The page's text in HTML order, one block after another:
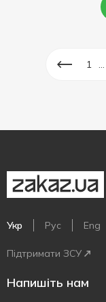
1
Укр Рус Eng
Підтримати ЗСУ
Напишіть нам